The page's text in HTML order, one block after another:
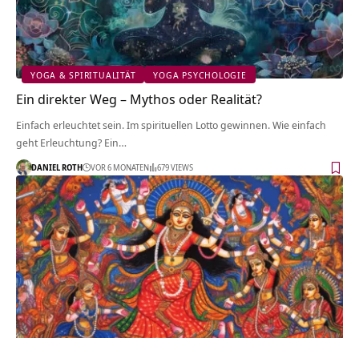
YOGA & SPIRITUALITÄT YOGA PSYCHOLOGIE
Ein direkter Weg – Mythos oder Realität?
Einfach erleuchtet sein. Im spirituellen Lotto gewinnen. Wie einfach
geht Erleuchtung? Ein…
DANIEL ROTH VOR 6 MONATEN 679 VIEWS